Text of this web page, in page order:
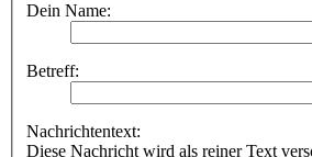
Dein Name:
Betreff:
Nachrichtentext:
Diese Nachricht wird als reiner Text